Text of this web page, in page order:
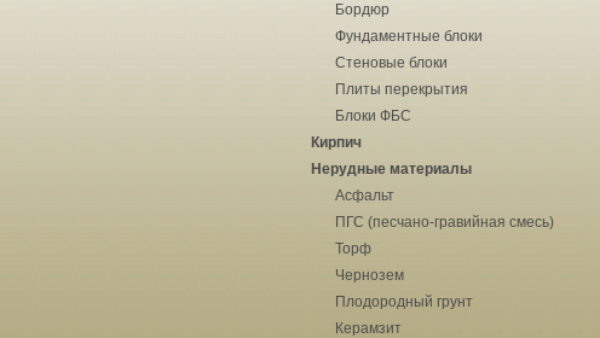
Бордюр
Фундаментные блоки
Стеновые блоки
Плиты перекрытия
Блоки ФБС
Кирпич
Нерудные материалы
Асфальт
ПГС (песчано-гравийная смесь)
Торф
Чернозем
Плодородный грунт
Керамзит